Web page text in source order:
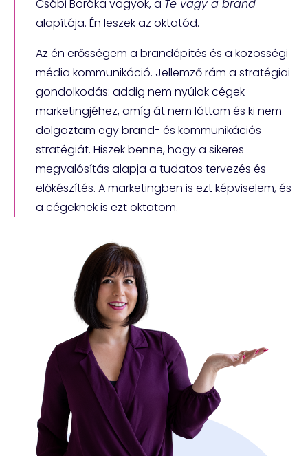
Csábi Boróka vagyok, a Te vagy a brand
alapítója. Én leszek az oktatód.
Az én erősségem a brandépítés és a közösségi
média kommunikáció. Jellemző rám a stratégiai
gondolkodás: addig nem nyúlok cégek
marketingjéhez, amíg át nem láttam és ki nem
dolgoztam egy brand- és kommunikációs
stratégiát. Hiszek benne, hogy a sikeres
megvalósítás alapja a tudatos tervezés és
előkészítés. A marketingben is ezt képviselem, és
a cégeknek is ezt oktatom.